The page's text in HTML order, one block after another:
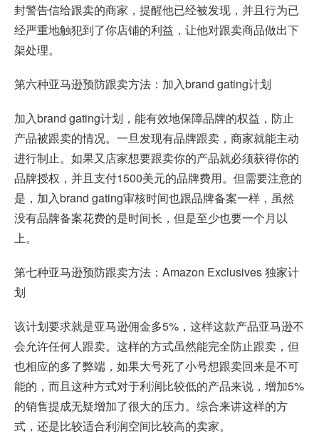
封警告信给跟卖的商家，提醒他已经被发现，并且行为已
经严重地触犯到了你店铺的利益，让他对跟卖商品做出下
架处理。
第六种亚马逊预防跟卖方法：加入brand gating计划
加入brand gating计划，能有效地保障品牌的权益，防止
产品被跟卖的情况。一旦发现有品牌跟卖，商家就能主动
进行制止。如果又店家想要跟卖你的产品就必须获得你的
品牌授权，并且支付1500美元的品牌费用。但需要注意的
是，加入brand gating审核时间也跟品牌备案一样，虽然
没有品牌备案花费的是时间长，但是至少也要一个月以
上。
第七种亚马逊预防跟卖方法：Amazon Exclusives 独家计
划
该计划要求就是亚马逊佣金多5%，这样这款产品亚马逊不
会允许任何人跟卖。这样的方式虽然能完全防止跟卖，但
也相应的多了弊端，如果大号死了小号想跟卖回来是不可
能的，而且这种方式对于利润比较低的产品来说，增加5%
的销售提成无疑增加了很大的压力。综合来讲这样的方
式，还是比较适合利润空间比较高的卖家。